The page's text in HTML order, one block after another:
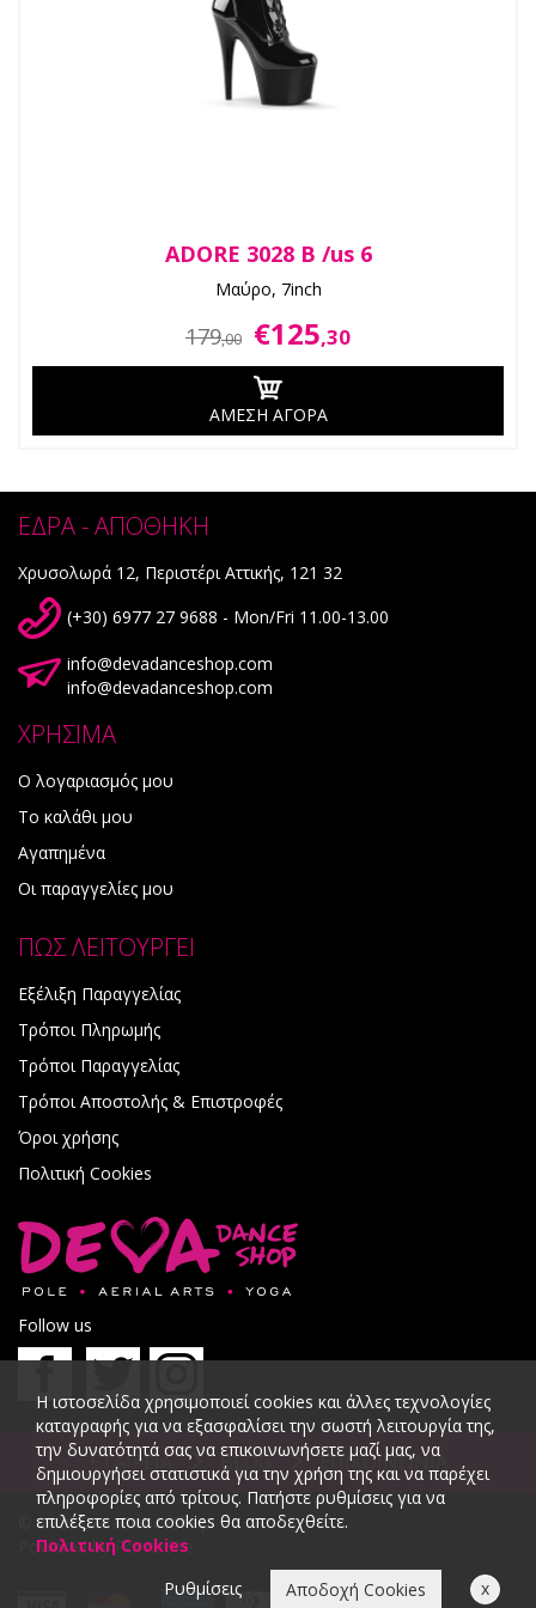
ADORE 3028 B /us 6
Μαύρο, 7inch
179,00 €125,30
ΑΜΕΣΗ ΑΓΟΡΑ
ΕΔΡΑ - ΑΠΟΘΗΚΗ
Χρυσολωρά 12, Περιστέρι Αττικής, 121 32
(+30) 6977 27 9688 - Mon/Fri 11.00-13.00
info@devadanceshop.com
info@devadanceshop.com
ΧΡΗΣΙΜΑ
Ο λογαριασμός μου
Το καλάθι μου
Αγαπημένα
Οι παραγγελίες μου
ΠΩΣ ΛΕΙΤΟΥΡΓΕΙ
Εξέλιξη Παραγγελίας
Τρόποι Πληρωμής
Τρόποι Παραγγελίας
Τρόποι Αποστολής & Επιστροφές
Όροι χρήσης
Πολιτική Cookies
Follow us
ΕΤΑΙΡΕΙΑ BLOG ΕΠΙΚΟΙΝΩΝΙΑ
© 2026 DevaDanceShop.
Powered by PowerSite
Η ιστοσελίδα χρησιμοποιεί cookies και άλλες τεχνολογίες
καταγραφής για να εξασφαλίσει την σωστή λειτουργία της,
την δυνατότητά σας να επικοινωνήσετε μαζί μας, να
δημιουργήσει στατιστικά για την χρήση της και να παρέχει
πληροφορίες από τρίτους. Πατήστε ρυθμίσεις για να
επιλέξετε ποια cookies θα αποδεχθείτε.
Πολιτική Cookies
Ρυθμίσεις
Αποδοχή Cookies x